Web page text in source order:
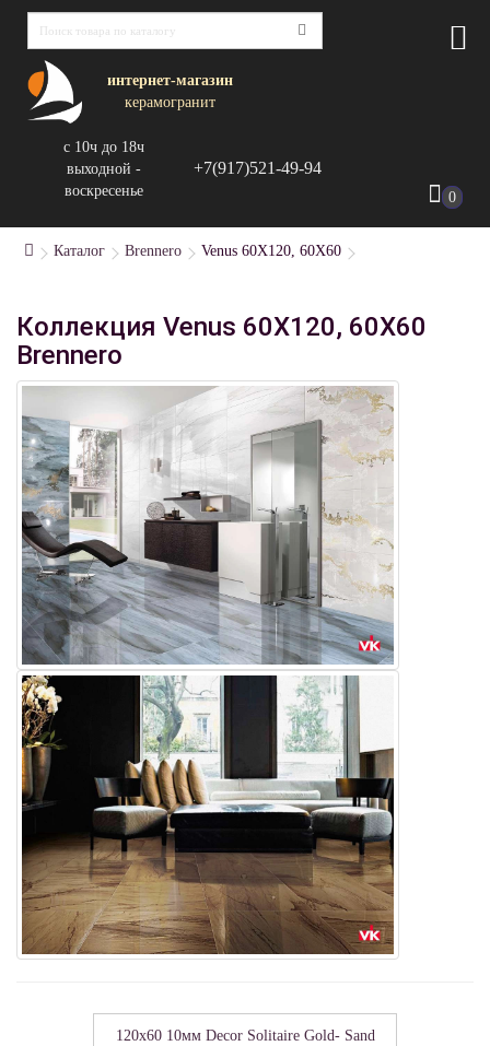
интернет-магазин
керамогранит
с 10ч до 18ч
выходной -
воскресенье
+7(917)521-49-94
0
Каталог Brennero Venus 60X120, 60X60
Коллекция Venus 60X120, 60X60
Brennero
120x60 10мм Decor Solitaire Gold- Sand